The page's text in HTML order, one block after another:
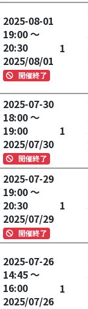
2025-08-01
19:00 ～
20:30
2025/08/01
開催終了
1
2025-07-30
18:00 ～
19:00
2025/07/30
開催終了
1
2025-07-29
19:00 ～
20:30
2025/07/29
開催終了
1
2025-07-26
14:45 ～
16:00
2025/07/26
1